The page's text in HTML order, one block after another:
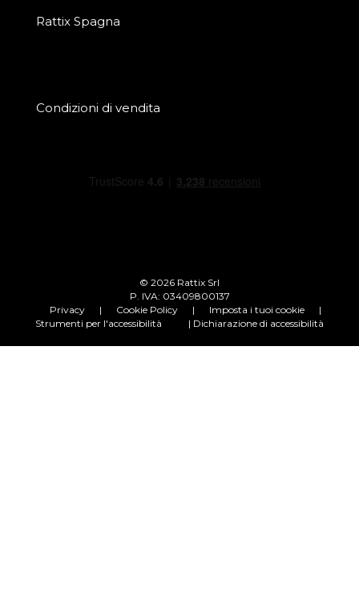
Rattix Spagna
Condizioni di vendita
© 2026 Rattix Srl
P. IVA: 03409800137
Privacy
| Cookie Policy | Imposta i tuoi cookie
|
Strumenti per l'accessibilità
| Dichiarazione di accessibilità